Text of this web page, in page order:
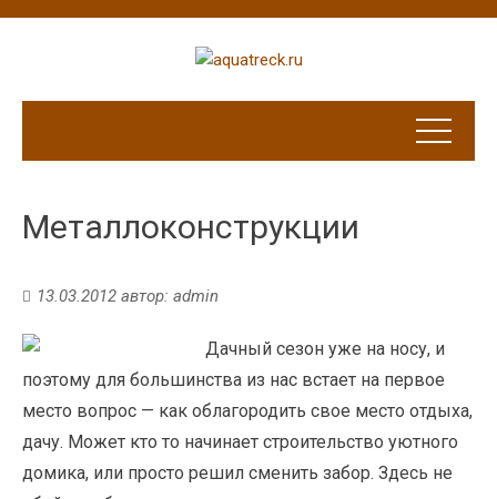
Металлоконструкции
13.03.2012 автор: admin
Дачный сезон уже на носу, и
поэтому для большинства из нас встает на первое
место вопрос — как облагородить свое место отдыха,
дачу. Может кто то начинает строительство уютного
домика, или просто решил сменить забор. Здесь не